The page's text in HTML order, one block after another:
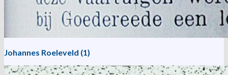
Johannes Roeleveld (1)